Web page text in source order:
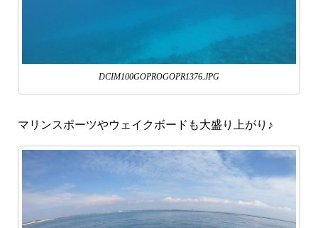
DCIM100GOPROGOPR1376.JPG
マリンスポーツやウェイクボードも大盛り上がり♪